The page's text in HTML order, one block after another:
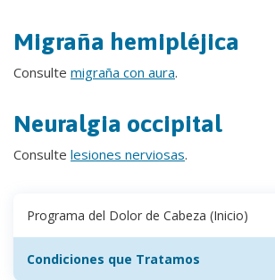
Migraña hemipléjica
Consulte migraña con aura.
Neuralgia occipital
Consulte lesiones nerviosas.
Programa del Dolor de Cabeza (Inicio)
Condiciones que Tratamos